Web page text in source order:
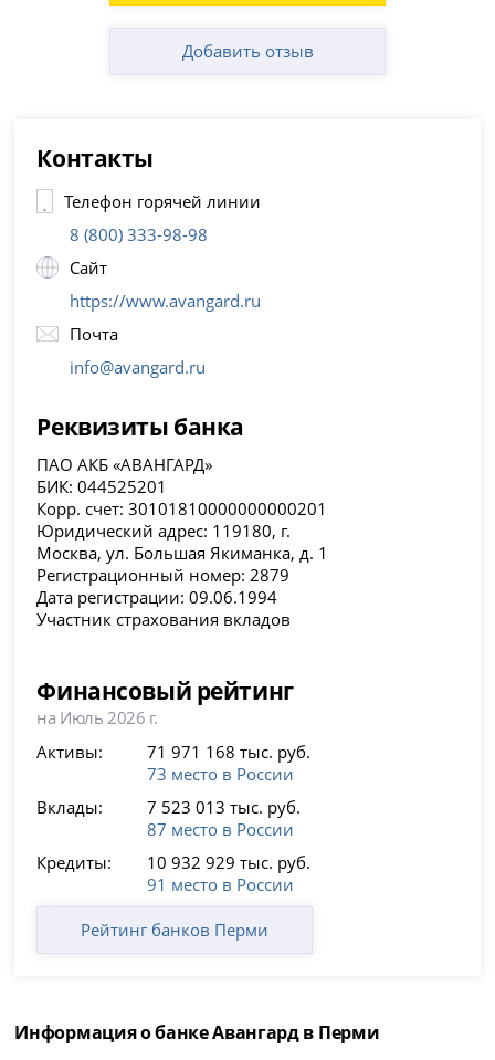
Добавить отзыв
Контакты
Телефон горячей линии
8 (800) 333-98-98
Сайт
https://www.avangard.ru
Почта
info@avangard.ru
Реквизиты банка
ПАО АКБ «АВАНГАРД»
БИК: 044525201
Корр. счет: 30101810000000000201
Юридический адрес: 119180, г.
Москва, ул. Большая Якиманка, д. 1
Регистрационный номер: 2879
Дата регистрации: 09.06.1994
Участник страхования вкладов
Финансовый рейтинг
на Июль 2026 г.
Активы:
71 971 168 тыс. руб.
73 место в России
Вклады:
7 523 013 тыс. руб.
87 место в России
Кредиты:
10 932 929 тыс. руб.
91 место в России
Рейтинг банков Перми
Информация о банке Авангард в Перми